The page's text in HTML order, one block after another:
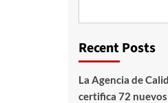
Recent Posts
La Agencia de
certifica 72